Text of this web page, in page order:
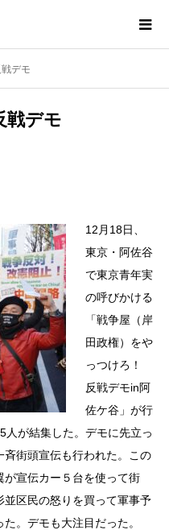
デモ
戦デモ
12月18日、
東京・阿佐谷
で東京青年実
の呼びかける
「戦争屋（岸
田政権）をや
っつけろ！
反戦デモin阿
佐ケ谷」が行
人が結集した。デモに先立っ
街頭宣伝も行われた。この
が宣伝カー５台を使って街
区民の怒りを買って軍事予
。デモも大注目だった。